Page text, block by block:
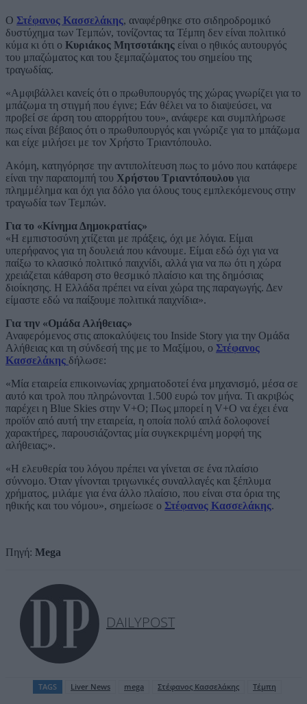
Ο Στέφανος Κασσελάκης, αναφέρθηκε στο σιδηροδρομικό
δυστύχημα των Τεμπών, τονίζοντας τα Τέμπη δεν είναι πολιτικό
κύμα κι ότι ο Κυριάκος Μητσοτάκης είναι ο ηθικός αυτουργός
του μπαζώματος και του ξεμπαζώματος του σημείου της
τραγωδίας.
«Αμφιβάλλει κανείς ότι ο πρωθυπουργός της χώρας γνωρίζει για το
μπάζωμα τη στιγμή που έγινε; Εάν θέλει να το διαψεύσει, να
προβεί σε άρση του απορρήτου του», ανάφερε και συμπλήρωσε
πως είναι βέβαιος ότι ο πρωθυπουργός και γνώριζε για το μπάζωμα
και είχε μιλήσει με τον Χρήστο Τριαντόπουλο.
Ακόμη, κατηγόρησε την αντιπολίτευση πως το μόνο που κατάφερε
είναι την παραπομπή του Χρήστου Τριαντόπουλου για
πλημμέλημα και όχι για δόλο για όλους τους εμπλεκόμενους στην
τραγωδία των Τεμπών.
Για το «Κίνημα Δημοκρατίας»
«Η εμπιστοσύνη χτίζεται με πράξεις, όχι με λόγια. Είμαι
υπερήφανος για τη δουλειά που κάνουμε. Είμαι εδώ όχι για να
παίξω το κλασικό πολιτικό παιχνίδι, αλλά για να πω ότι η χώρα
χρειάζεται κάθαρση στο θεσμικό πλαίσιο και της δημόσιας
διοίκησης. Η Ελλάδα πρέπει να είναι χώρα της παραγωγής. Δεν
είμαστε εδώ να παίξουμε πολιτικά παιχνίδια».
Για την «Ομάδα Αλήθειας»
Αναφερόμενος στις αποκαλύψεις του Inside Story για την Ομάδα
Αλήθειας και τη σύνδεσή της με το Μαξίμου, ο Στέφανος
Κασσελάκης δήλωσε:
«Μία εταιρεία επικοινωνίας χρηματοδοτεί ένα μηχανισμό, μέσα σε
αυτό και τρολ που πληρώνονται 1.500 ευρώ τον μήνα. Τι ακριβώς
παρέχει η Blue Skies στην V+O; Πως μπορεί η V+O να έχει ένα
προϊόν από αυτή την εταιρεία, η οποία πολύ απλά δολοφονεί
χαρακτήρες, παρουσιάζοντας μία συγκεκριμένη μορφή της
αλήθειας;».
«Η ελευθερία του λόγου πρέπει να γίνεται σε ένα πλαίσιο
σύννομο. Όταν γίνονται τριγωνικές συναλλαγές και ξέπλυμα
χρήματος, μιλάμε για ένα άλλο πλαίσιο, που είναι στα όρια της
ηθικής και του νόμου», σημείωσε ο Στέφανος Κασσελάκης.
Πηγή: Mega
DAILYPOST
TAGS Liver News mega Στέφανος Κασσελάκης Τέμπη